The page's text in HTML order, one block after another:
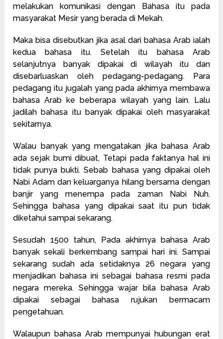
melakukan komunikasi dengan Bahasa itu pada
masyarakat Mesir yang berada di Mekah.
Maka bisa disebutkan jika asal dari bahasa Arab ialah
kedua bahasa itu. Setelah itu bahasa Arab
selanjutnya banyak dipakai di wilayah itu dan
disebarluaskan oleh pedagang-pedagang. Para
pedagang itu jugalah yang pada akhirnya membawa
bahasa Arab ke beberapa wilayah yang lain. Lalu
jadilah bahasa itu banyak dipakai oleh masyarakat
sekitarnya.
Walau banyak yang mengatakan jika bahasa Arab
ada sejak bumi dibuat, Tetapi pada faktanya hal ini
tidak punya bukti. Sebab bahasa yang dipakai oleh
Nabi Adam dan keluarganya hilang bersama dengan
banjir yang menempa pada zaman Nabi Nuh.
Sehingga bahasa yang dipakai saat itu pun tidak
diketahui sampai sekarang.
Sesudah 1500 tahun, Pada akhirnya bahasa Arab
banyak sekali berkembang sampai hari ini. Sampai
sekarang sudah ada setidaknya 26 negara yang
menjadikan bahasa ini sebagai bahasa resmi pada
negara mereka. Sehingga wajar bila bahasa Arab
dipakai sebagai bahasa rujukan bermacam
pengetahuan.
Walaupun bahasa Arab mempunyai hubungan erat